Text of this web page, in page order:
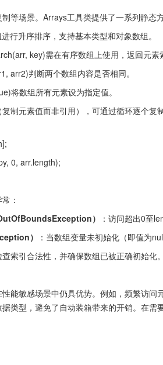
等场景。Arrays工具类提供了一系列静态
行升序排序，支持基本类型和对象数组。
key)需在有序数组上使用，返回元素
arr2)判断两个数组内容是否相同。
将数组所有元素设为指定值。
制元素值而非引用），可通过循环逐个
0, arr.length);
：
）
：访问超出0至
）
：当数组变量未初始化（即值为
索引合法性，并确保数组已被正确初始化。
能敏感场景中仍具优势。例如，频繁访
类型，避免了自动装箱带来的开销。在需